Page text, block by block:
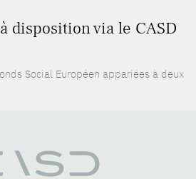
disposition via le CASD
Social Européen appariées à deux